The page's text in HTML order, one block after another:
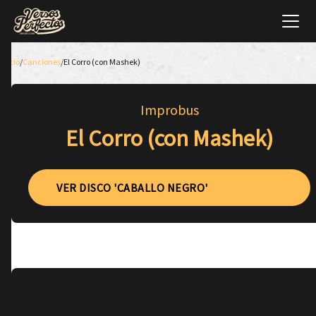
Inicio/Canciones/El Corro (con Mashek)
Improbus
El Corro (con Mashek)
VER DISCO 'CABALLO NEGRO'